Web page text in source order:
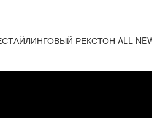
РЕКСТОН ALL